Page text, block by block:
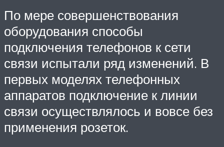
По мере совершенствования
оборудования способы
подключения телефонов к сети
связи испытали ряд изменений. В
первых моделях телефонных
аппаратов подключение к линии
связи осуществлялось и вовсе без
применения розеток.